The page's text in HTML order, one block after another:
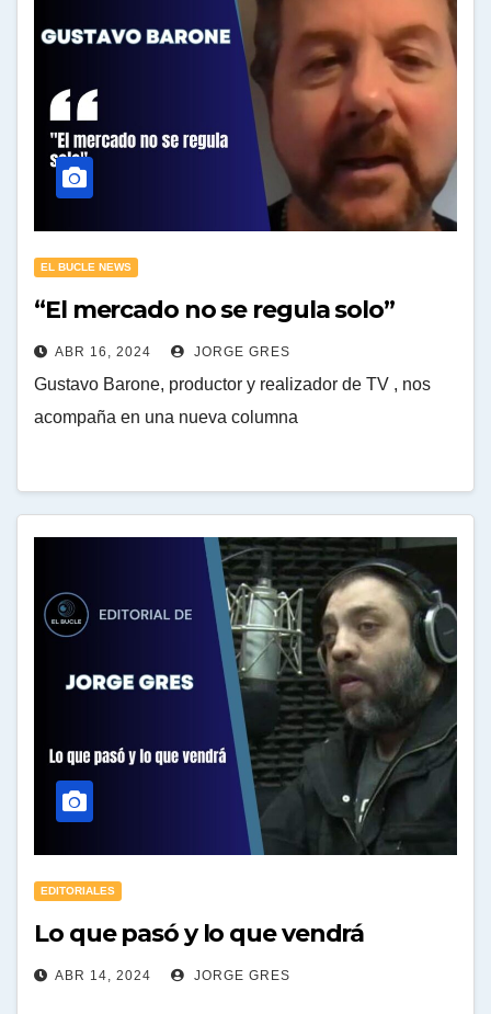
EL BUCLE NEWS
“El mercado no se regula solo”
ABR 16, 2024 JORGE GRES
Gustavo Barone, productor y realizador de TV , nos
acompaña en una nueva columna
EDITORIALES
Lo que pasó y lo que vendrá
ABR 14, 2024 JORGE GRES